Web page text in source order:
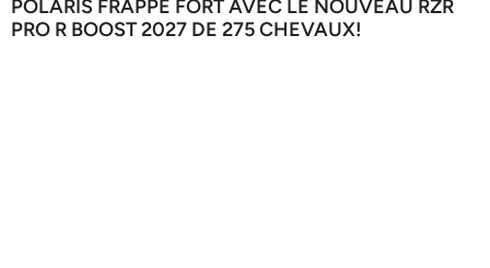
POLARIS FRAPPE FORT AVEC LE NOUVEAU RZR
PRO R BOOST 2027 DE 275 CHEVAUX!